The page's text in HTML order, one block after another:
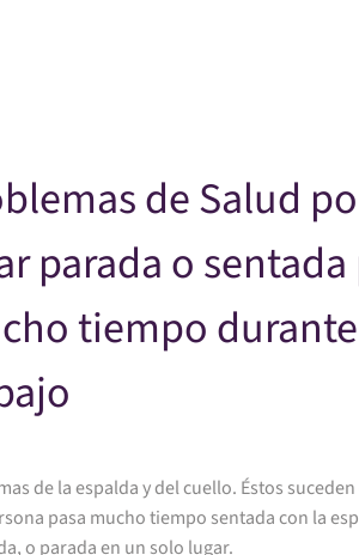
de Salud
parada o
tiempo
de la espalda y del cuello. Éstos
pasa mucho tiempo sentada con la
o parada en un solo lugar.